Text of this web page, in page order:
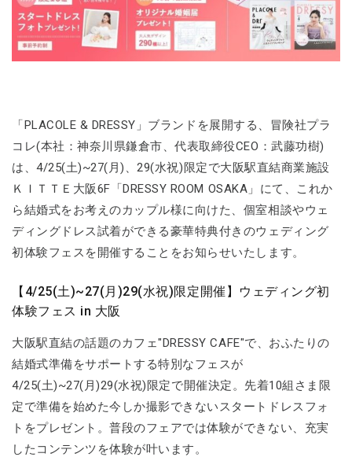
「PLACOLE & DRESSY」ブランドを展開する、冒険社プラ
コレ(本社：神奈川県鎌倉市、代表取締役CEO：武藤功樹)
は、4/25(土)~27(月)、29(水祝)限定で大阪駅直結商業施設
ＫＩＴＴＥ大阪6F「DRESSY ROOM OSAKA」にて、これか
ら結婚式をお考えのカップル様に向けた、個室相談やウェ
ディングドレス試着ができる豪華特典付きのウェディング
初体験フェスを開催することをお知らせいたします。
【4/25(土)~27(月)29(水祝)限定開催】ウェディング初
体験フェス in 大阪
大阪駅直結の話題のカフェ"DRESSY CAFE"で、おふたりの
結婚式準備をサポートする特別なフェスが
4/25(土)~27(月)29(水祝)限定で開催決定。先着10組さま限
定で準備を始めた今しか撮影できないスタートドレスフォ
トをプレゼント。普段のフェアでは体験ができない、充実
したコンテンツを体験が叶います。